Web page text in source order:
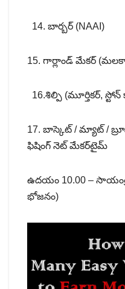
14. బార్బర్ (NAAI)
15. గార్లాండ్ మేకర్
16.శిల్పి (మూర్తికర్, స్టోన్
17. బాస్కెట్ / మ్యాట్ /
ఫిషింగ్ నెట్ మేకర్‌టైమ్
ఉదయం 10.00 –
భోజనం)